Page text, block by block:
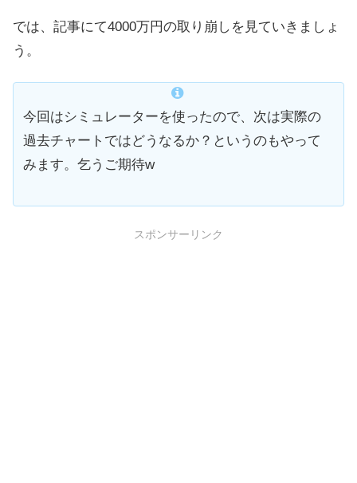
では、記事にて4000万円の取り崩しを見ていきましょ
う。
今回はシミュレーターを使ったので、次は実際の
過去チャートではどうなるか？というのもやって
みます。乞うご期待w
スポンサーリンク